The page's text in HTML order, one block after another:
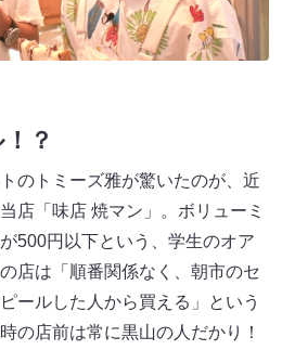
？
のトミーズ雅が驚いたのが、近
店「味店 焼マン」。ボリューミ
500円以下という、学生のオア
店は「順番関係なく、朝市のセ
ールした人から買える」という
の店前は常に黒山の人だかり！